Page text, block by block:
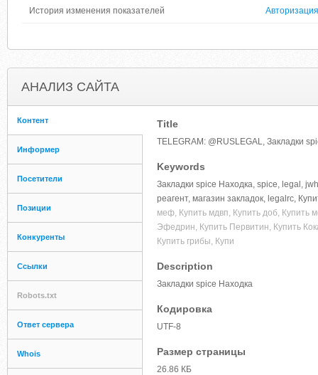
История изменения показателей Авторизация
АНАЛИЗ САЙТА
Контент
Информер
Посетители
Позиции
Конкуренты
Ссылки
Robots.txt
Ответ сервера
Whois
Title
TELEGRAM: @RUSLEGAL, Закладки
Keywords
Закладки spice Находка, spice, legal,
реагент, магазин закладок, legalrc,
меф, Купить мдвп, Купить доб, Купить
Эфедрин, Купить Первитин, Купить
Купить грибы, Купи
Description
Закладки spice Находка
Кодировка
UTF-8
Размер страницы
26.86 КБ